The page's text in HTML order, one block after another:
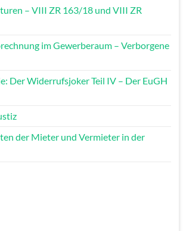
– VIII ZR 163/18 und VIII ZR
im Gewerberaum – Verborgene
Der Widerrufsjoker Teil IV – Der EuGH
der Mieter und Vermieter in der